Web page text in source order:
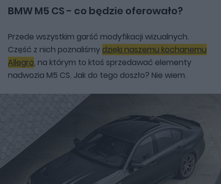
BMW M5 CS - co będzie oferowało?
Przede wszystkim garść modyfikacji wizualnych.
Część z nich poznaliśmy dzięki naszemu kochanemu
Allegro, na którym to ktoś sprzedawać elementy
nadwozia M5 CS. Jak do tego doszło? Nie wiem.